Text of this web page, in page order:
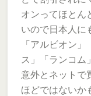
オンってほとん
いので日本人に
「アルビオン
ス」「ランコム
意外とネットで
ほどではないか